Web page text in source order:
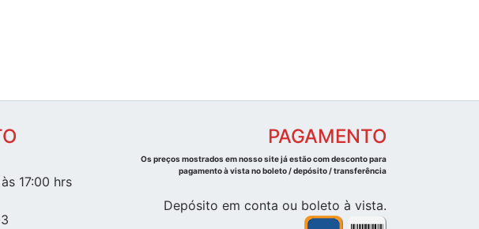
17:00 hrs
PAGAMENTO
Os preços mostrados em nosso site já estão com desconto para
pagamento à vista no boleto / depósito / transferência
Depósito em conta ou boleto à vista.